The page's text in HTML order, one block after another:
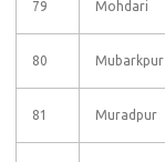
79 Mohdari
80 Mubarkpur
81 Muradpur